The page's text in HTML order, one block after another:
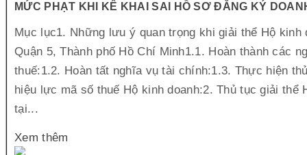
MỨC PHẠT KHI KÊ KHAI SAI HỒ SƠ ĐĂNG KÝ
Mục lục1. Những lưu ý quan trọng khi giải thể Hộ kinh
Quận 5, Thành phố Hồ Chí Minh1.1. Hoàn thành các
thuế:1.2. Hoàn tất nghĩa vụ tài chính:1.3. Thực hiện
hiệu lực mã số thuế Hộ kinh doanh:2. Thủ tục giải thể
tại...
Xem thêm